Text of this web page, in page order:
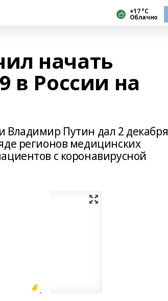
+17 °С
Облачно
начать
в России на
Владимир Путин дал 2 декабря
регионов медицинских
с коронавирусной